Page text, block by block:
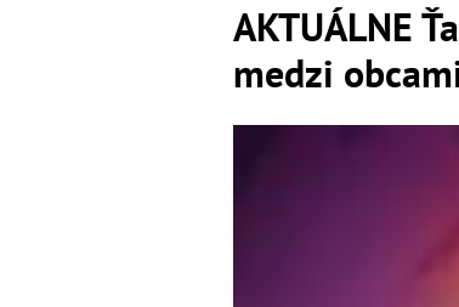
AKTUÁLNE
medzi